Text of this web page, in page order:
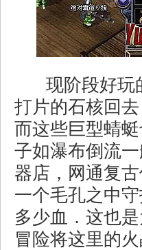
现阶段好玩
打片的石核回
而这些巨型蜻
子如瀑布倒流
器店，网通复
一个毛孔之中
多少血．这也
冒险将这里的